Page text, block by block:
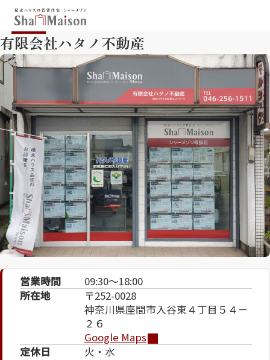
保存した条件
お気に入り
新着メール設定
最近見た物件
北海道 東北
関東
中部
関西
中国・四国
九州
市区郡・路線・駅から探す
通勤・通学時間から探す
地図から探す
人気のカテゴリから探す
有限会社ハタノ不動産
営業時間
09:30～18:00
所在地
〒252-0028
神奈川県座間市入谷東４丁目５４－
２６
Google Maps
定休日
火・水